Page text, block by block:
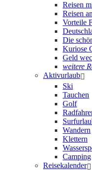
Reisen
Reisen
Vorteile
Die
Kuriose
Geld
weitere
Aktivurlaub
Ski
Tauchen
Golf
Wandern
Klettern
Camping
Reisekalender